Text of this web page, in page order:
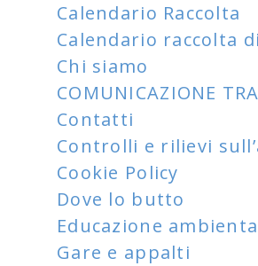
Calendario Raccolta
Calendario raccolta
Chi siamo
COMUNICAZIONE
Contatti
Controlli e rilievi
Cookie Policy
Dove lo butto
Educazione
Gare e appalti